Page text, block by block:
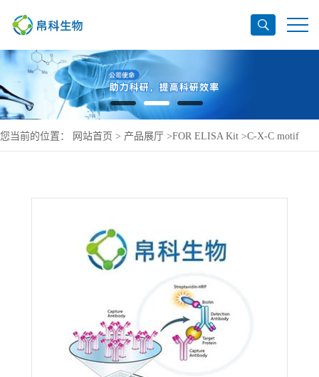
您当前的位置： 网站首页 > 产品展厅 >FOR ELISA Kit >C-X-C motif